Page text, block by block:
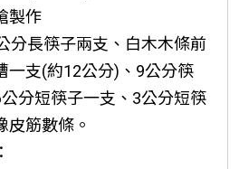
製作
分長筷子兩支、白木木條前
一支(約12公分)、9公分筷
分短筷子一支、3公分短筷
皮筋數條。